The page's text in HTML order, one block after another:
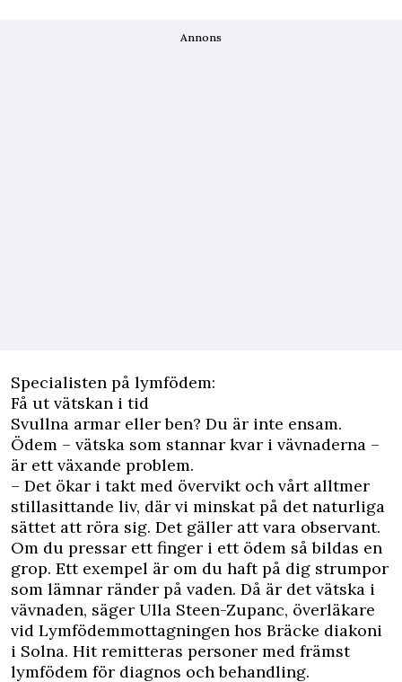
Annons
Specialisten på lymfödem:
Få ut vätskan i tid
Svullna armar eller ben? Du är inte ensam.
Ödem – vätska som stannar kvar i vävnaderna –
är ett växande problem.
– Det ökar i takt med övervikt och vårt alltmer
stillasittande liv, där vi minskat på det naturliga
sättet att röra sig. Det gäller att vara observant.
Om du pressar ett finger i ett ödem så bildas en
grop. Ett exempel är om du haft på dig strumpor
som lämnar ränder på vaden. Då är det vätska i
vävnaden, säger Ulla Steen-Zupanc, överläkare
vid Lymfödemmottagningen hos Bräcke diakoni
i Solna. Hit remitteras personer med främst
lymfödem för diagnos och behandling.